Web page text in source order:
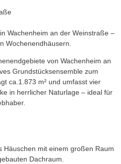
Wachenheim an der Weinstraße –
Wochenendhäusern.
von Wachenheim an
Grundstücksensemble zum
ca.1.873 m² und umfasst vier
in herrlicher Naturlage – ideal für
Häuschen mit einem großen Raum
Dachraum.